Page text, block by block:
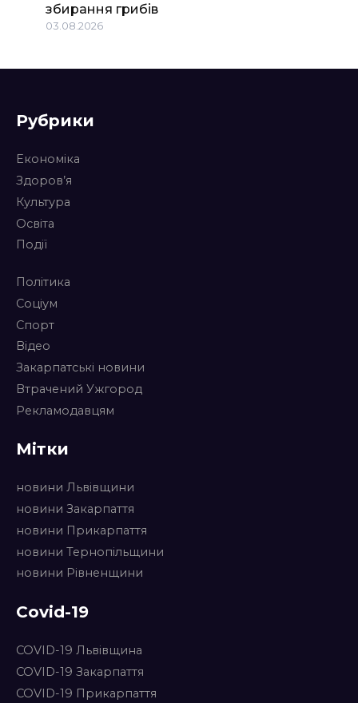
збирання грибів
03.08.2026
Рубрики
Економіка
Здоров’я
Культура
Освіта
Події
Політика
Соціум
Спорт
Відео
Закарпатські новини
Втрачений Ужгород
Рекламодавцям
Мітки
новини Львівщини
новини Закарпаття
новини Прикарпаття
новини Тернопільщини
новини Рівненщини
Covid-19
COVID-19 Львівщина
COVID-19 Закарпаття
COVID-19 Прикарпаття